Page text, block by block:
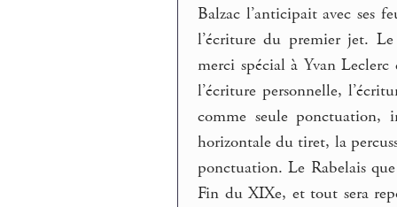
Balzac l’anticipait avec ses
l’écriture du premier jet.
merci spécial à Yvan
l’écriture personnelle,
comme seule
horizontale du tiret, la
ponctuation. Le Rabelais
Fin du XIXe, et tout sera